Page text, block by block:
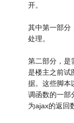
开。
其中第一部分
处理。
第二部分，是
是楼主之前试
据。这些脚本
调函数的一部
为ajax的返回